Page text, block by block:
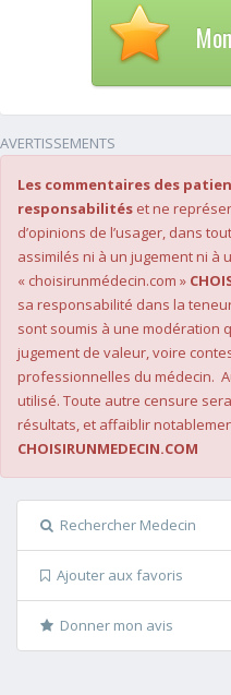
AVERTISSEMENTS
Les commentaires des
responsabilités et ne
d’opinions de l’usager, dans
assimilés ni à un jugement ni à
« choisirunmédecin.com »
sa responsabilité dans la
sont soumis à une modération
jugement de valeur, voire
professionnelles du médecin.
utilisé. Toute autre censure
résultats, et affaiblir
CHOISIRUNMEDECIN.COM
Rechercher Medecin
Ajouter aux favoris
Donner mon avis